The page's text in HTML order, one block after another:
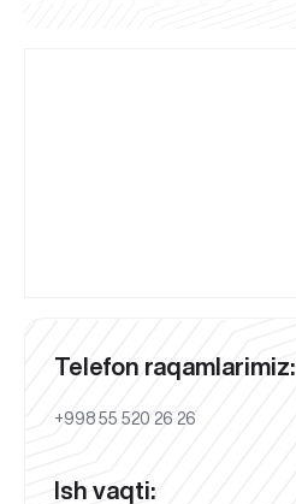
Telefon raqamlarimiz:
+998 55 520 26 26
Ish vaqti: